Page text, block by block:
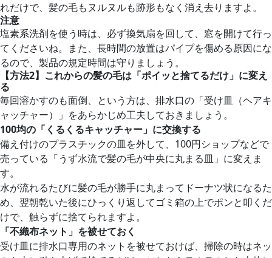
れだけで、髪の毛もヌルヌルも跡形もなく消え去りますよ。
注意
塩素系洗剤を使う時は、必ず換気扇を回して、窓を開けて行っ
てくださいね。また、長時間の放置はパイプを傷める原因にな
るので、製品の規定時間は守りましょう。
【方法2】これからの髪の毛は「ポイッと捨てるだけ」に変え
る
毎回溶かすのも面倒、という方は、排水口の「受け皿（ヘアキ
ャッチャー）」をあらかじめ工夫しておきましょう。
100均の「くるくるキャッチャー」に交換する
備え付けのプラスチックの皿を外して、100円ショップなどで
売っている「うず水流で髪の毛が中央に丸まる皿」に変えま
す。
水が流れるたびに髪の毛が勝手に丸まってドーナツ状になるた
め、翌朝乾いた後にひっくり返してゴミ箱の上でポンと叩くだ
けで、触らずに捨てられますよ。
「不織布ネット」を被せておく
受け皿に排水口専用のネットを被せておけば、掃除の時はネッ